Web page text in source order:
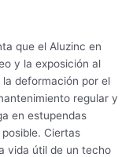
que el Aluzinc en
y la exposición al
deformación por el
regular y
en estupendas
Ciertas
vida útil de un techo